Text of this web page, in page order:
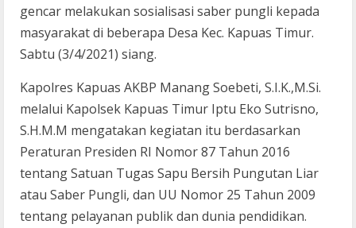
gencar melakukan sosialisasi saber pungli kepada
masyarakat di beberapa Desa Kec. Kapuas Timur.
Sabtu (3/4/2021) siang.
Kapolres Kapuas AKBP Manang Soebeti, S.I.K.,M.Si.
melalui Kapolsek Kapuas Timur Iptu Eko Sutrisno,
S.H.M.M mengatakan kegiatan itu berdasarkan
Peraturan Presiden RI Nomor 87 Tahun 2016
tentang Satuan Tugas Sapu Bersih Pungutan Liar
atau Saber Pungli, dan UU Nomor 25 Tahun 2009
tentang pelayanan publik dan dunia pendidikan.